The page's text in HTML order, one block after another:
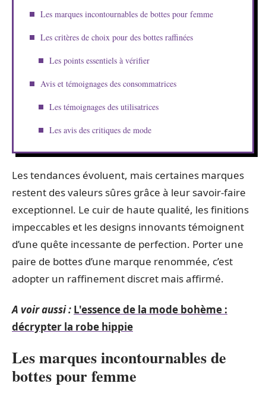
Les marques incontournables de bottes pour femme
Les critères de choix pour des bottes raffinées
Les points essentiels à vérifier
Avis et témoignages des consommatrices
Les témoignages des utilisatrices
Les avis des critiques de mode
Les tendances évoluent, mais certaines marques
restent des valeurs sûres grâce à leur savoir-faire
exceptionnel. Le cuir de haute qualité, les finitions
impeccables et les designs innovants témoignent
d’une quête incessante de perfection. Porter une
paire de bottes d’une marque renommée, c’est
adopter un raffinement discret mais affirmé.
A voir aussi : L'essence de la mode bohème :
décrypter la robe hippie
Les marques incontournables de
bottes pour femme